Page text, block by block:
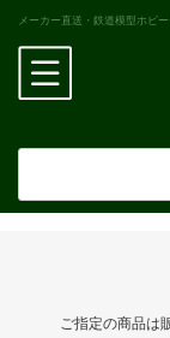
メーカー直送・鉄道模型ホビ
ご指定の商品は